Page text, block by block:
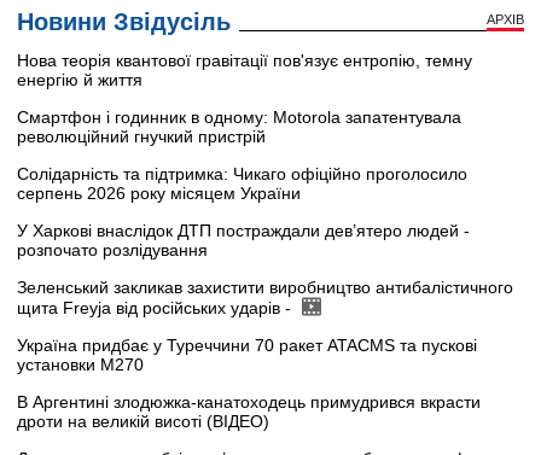
Новини Звідусіль АРХІВ
Нова теорія квантової гравітації пов'язує ентропію, темну
енергію й життя
Смартфон і годинник в одному: Motorola запатентувала
революційний гнучкий пристрій
Солідарність та підтримка: Чикаго офіційно проголосило
серпень 2026 року місяцем України
У Харкові внаслідок ДТП постраждали дев’ятеро людей -
розпочато розлідування
Зеленський закликав захистити виробництво антибалістичного
щита Freyja від російських ударів -
Україна придбає у Туреччини 70 ракет ATACMS та пускові
установки M270
В Аргентині злодюжка-канатоходець примудрився вкрасти
дроти на великій висоті (ВІДЕО)